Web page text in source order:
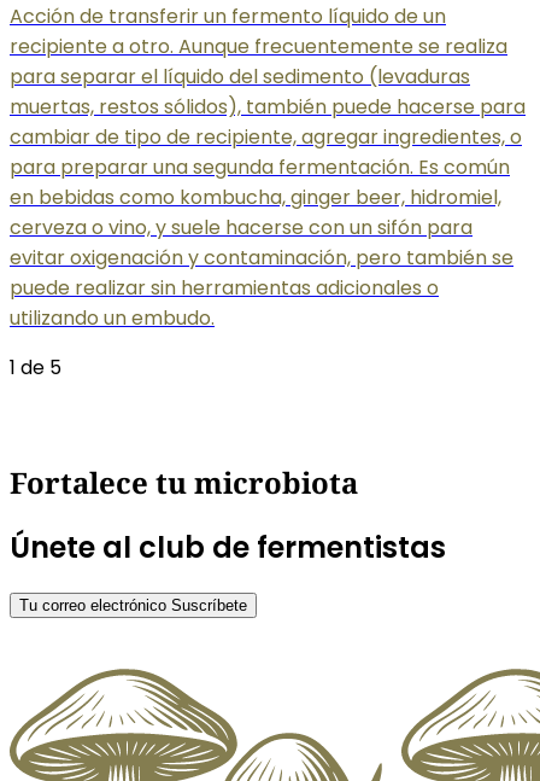
Acción de transferir un fermento líquido de un
recipiente a otro. Aunque frecuentemente se realiza
para separar el líquido del sedimento (levaduras
muertas, restos sólidos), también puede hacerse para
cambiar de tipo de recipiente, agregar ingredientes, o
para preparar una segunda fermentación. Es común
en bebidas como kombucha, ginger beer, hidromiel,
cerveza o vino, y suele hacerse con un sifón para
evitar oxigenación y contaminación, pero también se
puede realizar sin herramientas adicionales o
utilizando un embudo.
1 de 5
Fortalece tu microbiota
Únete al club de fermentistas
Tu correo electrónico Suscríbete